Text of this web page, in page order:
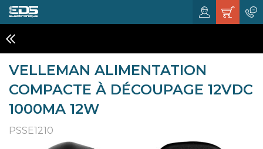
VELLEMAN ALIMENTATION
COMPACTE À DÉCOUPAGE 12VDC
1000MA 12W
PSSE1210